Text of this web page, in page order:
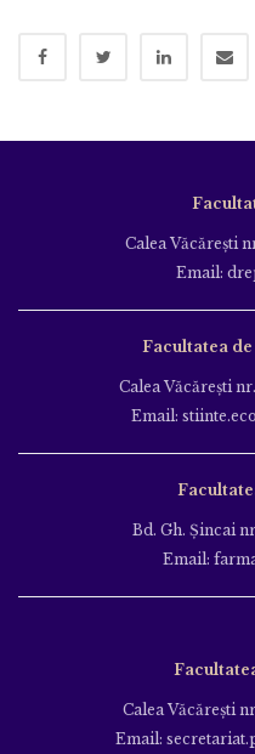
Calea Văcăreşti
Email:
Facultatea
Calea Văcăreşti
Email:
Bd. Gh. Şincai
Email:
Calea Văcăreşti
Email: